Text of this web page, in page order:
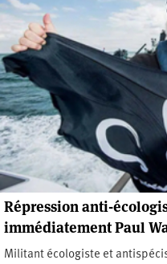
Répression anti-
immédiatement Paul
Militant écologiste et